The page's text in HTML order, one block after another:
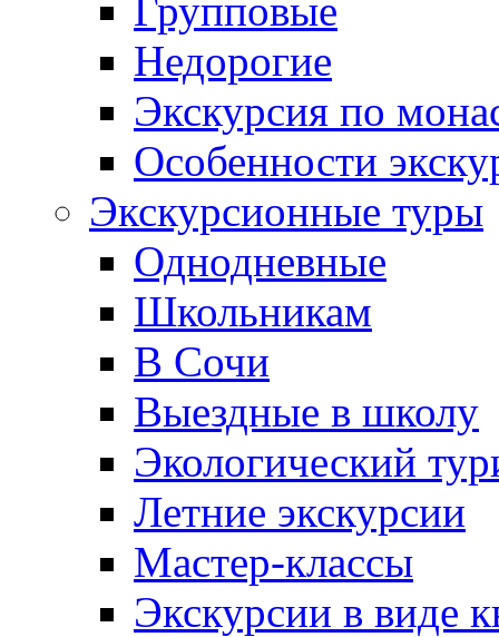
Групповые
Недорогие
Экскурсия по
Особенности
Экскурсионные туры
Однодневные
Школьникам
В Сочи
Выездные в школу
Экологический
Летние экскурсии
Мастер-классы
Экскурсии в виде